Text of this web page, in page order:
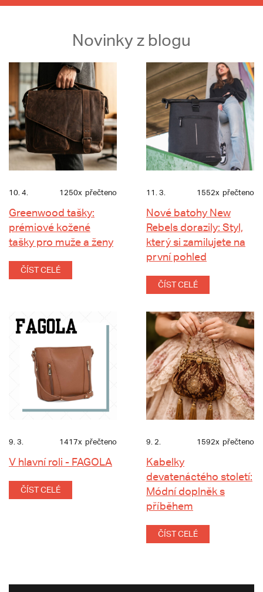
Novinky z blogu
10. 4. 1250x přečteno
Greenwood tašky:
prémiové kožené
tašky pro muže a ženy
ČÍST CELÉ
11. 3. 1552x přečteno
Nové batohy New
Rebels dorazily: Styl,
který si zamilujete na
první pohled
ČÍST CELÉ
9. 3. 1417x přečteno
V hlavní roli - FAGOLA
ČÍST CELÉ
9. 2. 1592x přečteno
Kabelky
devatenáctého století:
Módní doplněk s
příběhem
ČÍST CELÉ